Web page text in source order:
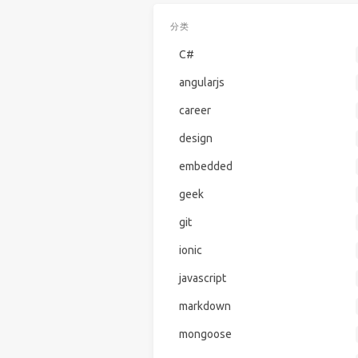
分类
C#
angularjs
career
design
embedded
geek
git
ionic
javascript
markdown
mongoose